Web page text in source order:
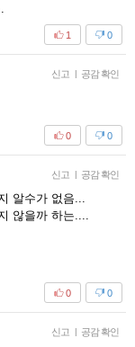
0
1
신고 | 공감 확인
0
0
신고 | 공감 확인
알수가 없음...
않을까 하는....
0
0
신고 | 공감 확인